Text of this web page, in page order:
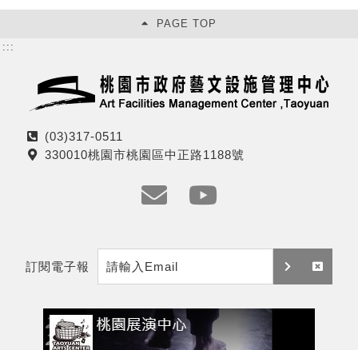
PAGE TOP
:::
電
話
(03)317-0511
地
330010桃園市桃園區中正路1188號
m
a
i
t
訂閱電子報
訂 取